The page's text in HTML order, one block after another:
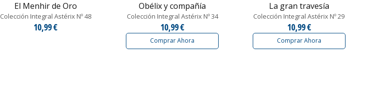
El Menhir de Oro
Colección Integral Astérix Nº 48
10,99 €
Obélix y compañía
Colección Integral Astérix Nº 34
10,99 €
Comprar Ahora
La gran travesía
Colección Integral Astérix Nº 29
10,99 €
Comprar Ahora